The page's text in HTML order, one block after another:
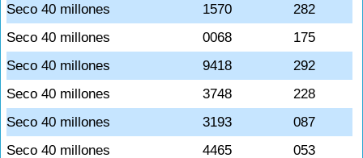
Seco 40 millones
1570
282
Seco 40 millones
0068
175
Seco 40 millones
9418
292
Seco 40 millones
3748
228
Seco 40 millones
3193
087
Seco 40 millones
4465
053